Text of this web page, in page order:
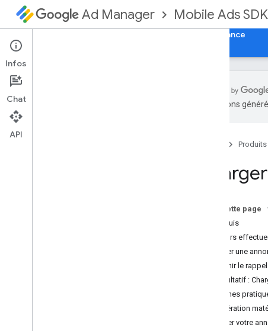
Ad Manager Mobile Ads SDK
Assistance
Configurer le SDK GMA Next-Gen
Notes de version
traductions
Produits
Sur cette page
Prérequis
Toujours
Charger une
Définir le
Facultatif :
Bonnes
Accélération
Afficher votre
Infos
Chat
API